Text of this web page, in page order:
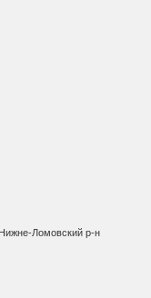
Ломовский р-н